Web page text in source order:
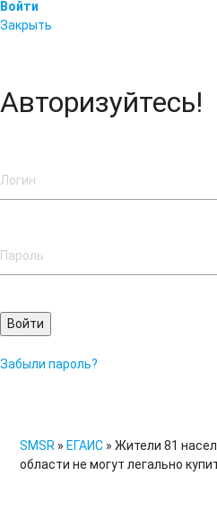
Войти
Закрыть
Авторизуйтесь!
Войти
Забыли пароль?
SMSR » ЕГАИС » Жители 81
области не могут легально